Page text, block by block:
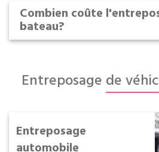
Combien coûte
bateau?
Entreposage de
Entreposage
automobile